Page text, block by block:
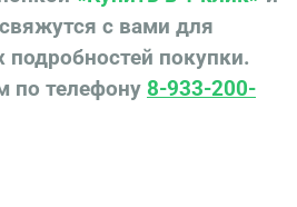
с вами для
подробностей покупки.
по телефону 8-933-200-